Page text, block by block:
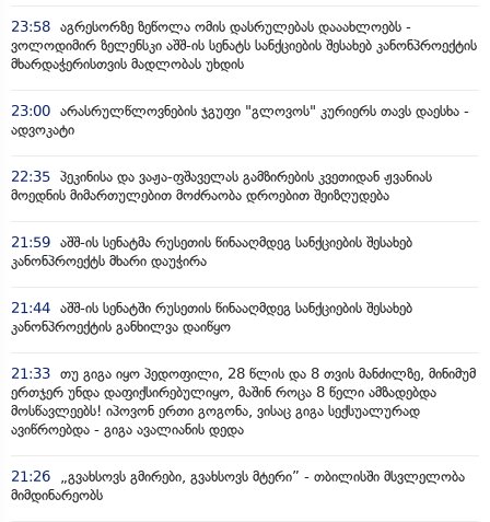
23:58 აგრესორზე ზეწოლა ომის დასრულებას დააახლოებს -
ვოლოდიმირ ზელენსკი აშშ-ის სენატს სანქციების შესახებ კანონპროექტის
მხარდაჭერისთვის მადლობას უხდის
23:00 არასრულწლოვნების ჯგუფი "გლოვოს" კურიერს თავს დაესხა -
ადვოკატი
22:35 პეკინისა და ვაჟა-ფშაველას გამზირების კვეთიდან ჟვანიას
მოედნის მიმართულებით მოძრაობა დროებით შეიზღუდება
21:59 აშშ-ის სენატმა რუსეთის წინააღმდეგ სანქციების შესახებ
კანონპროექტს მხარი დაუჭირა
21:44 აშშ-ის სენატში რუსეთის წინააღმდეგ სანქციების შესახებ
კანონპროექტის განხილვა დაიწყო
21:33 თუ გიგა იყო პედოფილი, 28 წლის და 8 თვის მანძილზე, მინიმუმ
ერთჯერ უნდა დაფიქსირებულიყო, მაშინ როცა 8 წელი ამზადებდა
მოსწავლეებს! იპოვონ ერთი გოგონა, ვისაც გიგა სექსუალურად
ავიწროებდა - გიგა ავალიანის დედა
21:26
„გვახსოვს გმირები, გვახსოვს მტერი” - თბილისში მსვლელობა
მიმდინარეობს